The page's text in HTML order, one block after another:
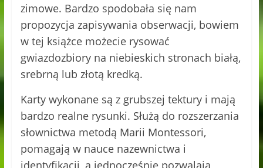
zimowe. Bardzo spodobała się nam
propozycja zapisywania obserwacji, bowiem
w tej książce możecie rysować
gwiazdozbiory na niebieskich stronach białą,
srebrną lub złotą kredką.
Karty wykonane są z grubszej tektury i mają
bardzo realne rysunki. Służą do rozszerzania
słownictwa metodą Marii Montessori,
pomagają w nauce nazewnictwa i
identyfikacji, a jednocześnie pozwalają